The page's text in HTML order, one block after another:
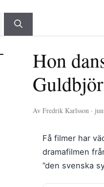
Hon
Av Fredrik Karlsson ·
Få filmer har
dramafilmen
”den svenska